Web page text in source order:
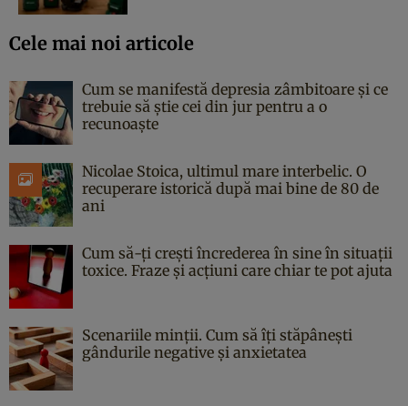
Cele mai noi articole
Cum se manifestă depresia zâmbitoare și ce
trebuie să știe cei din jur pentru a o
recunoaște
Nicolae Stoica, ultimul mare interbelic. O
recuperare istorică după mai bine de 80 de
ani
Cum să-ți crești încrederea în sine în situații
toxice. Fraze și acțiuni care chiar te pot ajuta
Scenariile minții. Cum să îți stăpânești
gândurile negative și anxietatea